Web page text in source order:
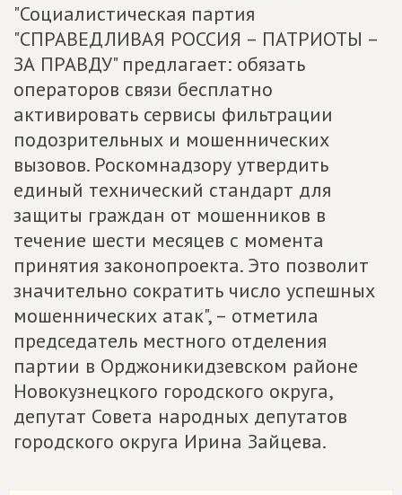
"Социалистическая партия
"СПРАВЕДЛИВАЯ РОССИЯ – ПАТРИОТЫ –
ЗА ПРАВДУ" предлагает: обязать
операторов связи бесплатно
активировать сервисы фильтрации
подозрительных и мошеннических
вызовов. Роскомнадзору утвердить
единый технический стандарт для
защиты граждан от мошенников в
течение шести месяцев с момента
принятия законопроекта. Это позволит
значительно сократить число успешных
мошеннических атак", – отметила
председатель местного отделения
партии в Орджоникидзевском районе
Новокузнецкого городского округа,
депутат Совета народных депутатов
городского округа Ирина Зайцева.